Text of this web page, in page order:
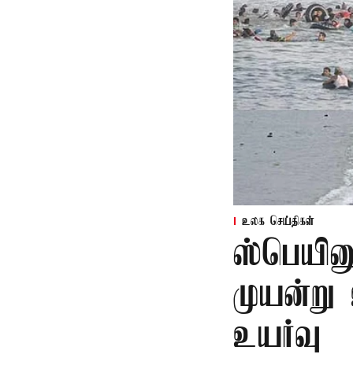
உலக செய்திகள்
உயர்வு